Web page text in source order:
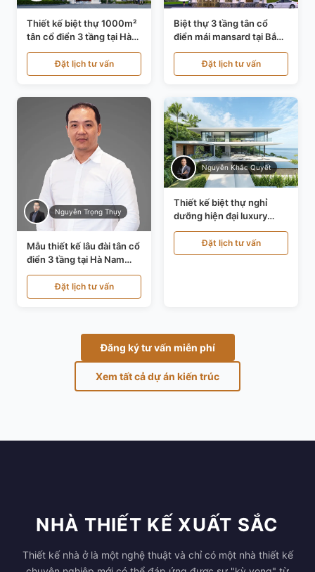
Thiết kế biệt thự 1000m²
tân cổ điển 3 tầng tại Hà
Nội KT21010
Đặt lịch tư vấn
Biệt thự 3 tầng tân cổ
điển mái mansard tại Bắc
Ninh KT21198
Đặt lịch tư vấn
Nguyễn Trọng Thụy
Mẫu thiết kế lâu đài tân cổ
điển 3 tầng tại Hà Nam
KT24821
Đặt lịch tư vấn
Nguyễn Khắc Quyết
Thiết kế biệt thự nghỉ
dưỡng hiện đại luxury
700m² tại Đà Nẵng
KT24616Đặt lịch tư vấn
Đăng ký tư vấn miễn phí
Xem tất cả dự án kiến trúc
NHÀ THIẾT KẾ XUẤT SẮC
Thiết kế nhà ở là một nghệ thuật và chỉ có một nhà thiết kế